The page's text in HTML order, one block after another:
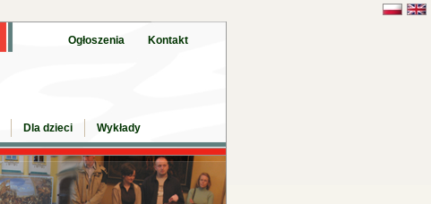
Ogłoszenia Kontakt
Dla dzieci Wykłady